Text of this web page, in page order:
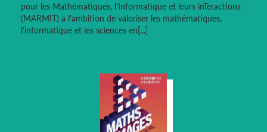
pour les Mathématiques, l'Informatique et leurs inTeractions
(MARMIT) a l'ambition de valoriser les mathématiques,
l'informatique et les sciences en[...]